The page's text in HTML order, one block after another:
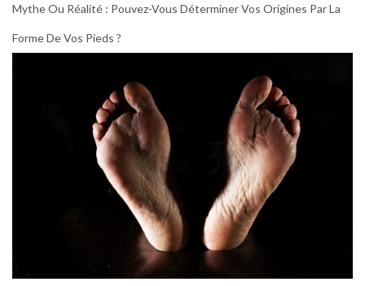
Mythe Ou Réalité : Pouvez-Vous Déterminer Vos Origines Par La
Forme De Vos Pieds ?